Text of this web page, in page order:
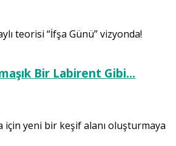
teorisi “İfşa Günü” vizyonda!
Bir Labirent Gibi…
için yeni bir keşif alanı oluşturmaya